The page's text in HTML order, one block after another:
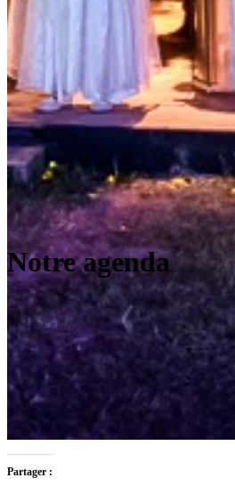
Notre agenda
Partager :